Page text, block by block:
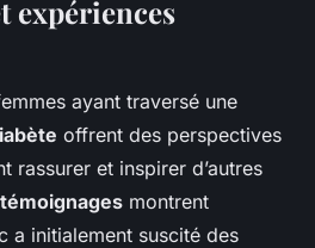
expériences
ayant traversé une
offrent des perspectives
rassurer et inspirer d’autres
témoignages montrent
a initialement suscité des